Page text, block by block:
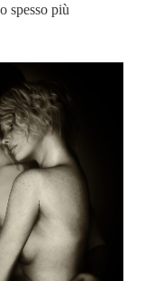
spesso più